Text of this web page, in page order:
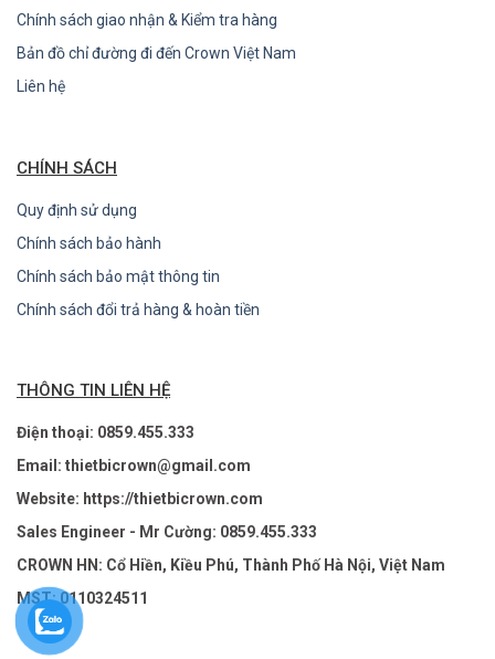
Chính sách giao nhận & Kiểm tra hàng
Bản đồ chỉ đường đi đến Crown Việt Nam
Liên hệ
CHÍNH SÁCH
Quy định sử dụng
Chính sách bảo hành
Chính sách bảo mật thông tin
Chính sách đổi trả hàng & hoàn tiền
THÔNG TIN LIÊN HỆ
Điện thoại: 0859.455.333
Email: thietbicrown@gmail.com
Website: https://thietbicrown.com
Sales Engineer - Mr Cường: 0859.455.333
CROWN HN: Cổ Hiền, Kiều Phú, Thành Phố Hà Nội, Việt Nam
MST: 0110324511